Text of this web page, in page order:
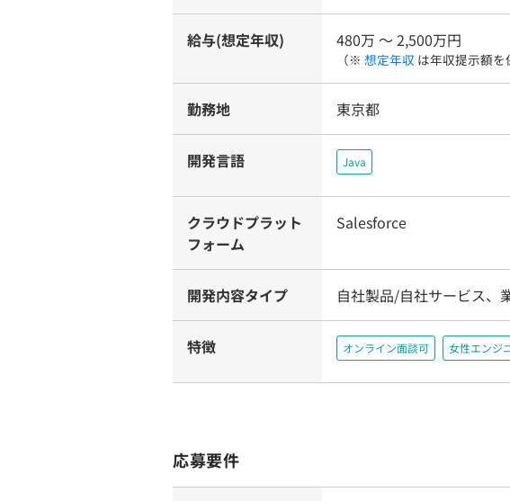
給与(想定年収) 480万 〜 2,500万円
（※ 想定年収 は年収提示額を
勤務地 東京都
開発言語 Java
クラウドプラット
フォーム
Salesforce
開発内容タイプ 自社製品/自社サービス、
特徴 オンライン面談可 女性エンジ
応募要件